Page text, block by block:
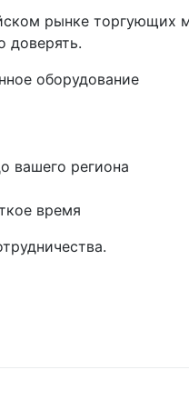
рынке торгующих
доверять.
оборудование
вашего региона
время